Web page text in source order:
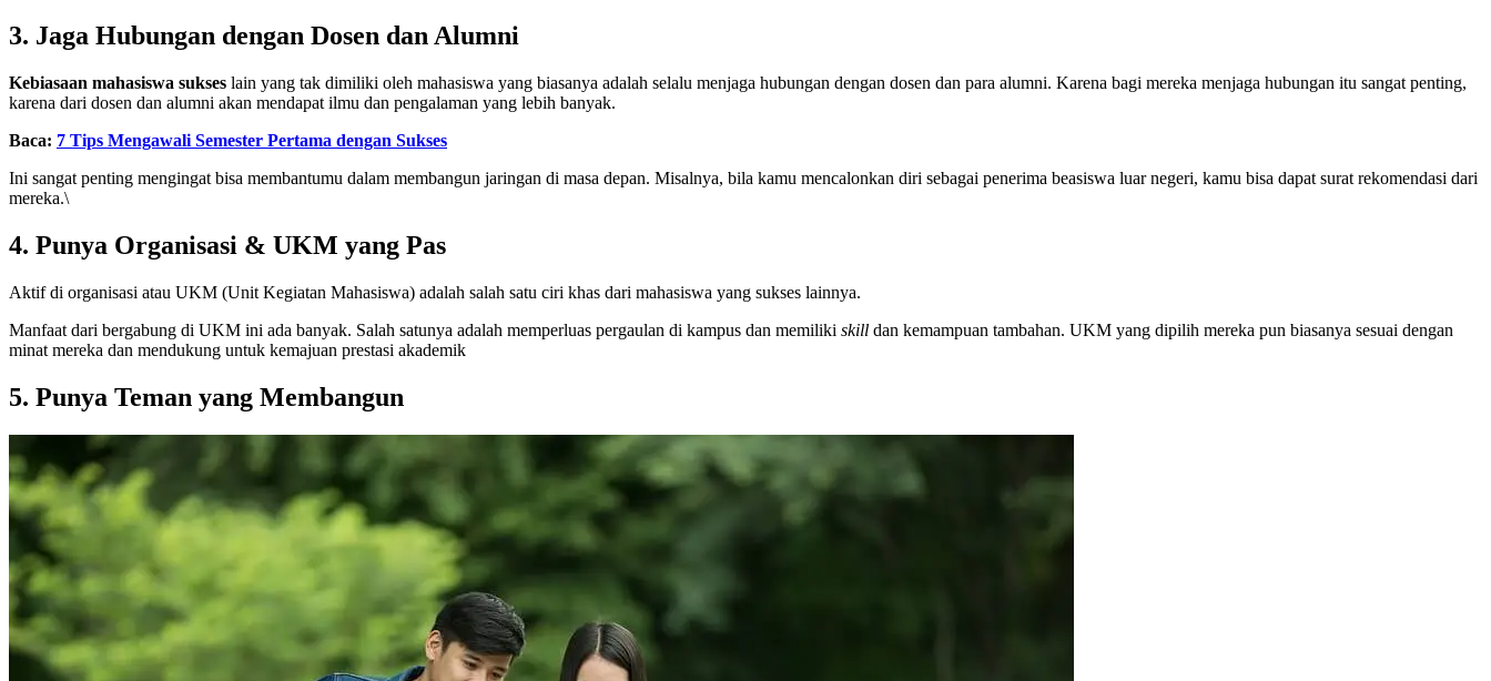
3. Jaga Hubungan dengan Dosen dan Alumni
Kebiasaan mahasiswa sukses lain yang tak dimiliki oleh mahasiswa yang biasanya adalah selalu menjaga hubungan dengan dosen dan para alumni. Karena bagi mereka menjaga hubungan itu sangat penting,
karena dari dosen dan alumni akan mendapat ilmu dan pengalaman yang lebih banyak.
Baca: 7 Tips Mengawali Semester Pertama dengan Sukses
Ini sangat penting mengingat bisa membantumu dalam membangun jaringan di masa depan. Misalnya, bila kamu mencalonkan diri sebagai penerima beasiswa luar negeri, kamu bisa dapat surat rekomendasi dari
mereka.\
4. Punya Organisasi & UKM yang Pas
Aktif di organisasi atau UKM (Unit Kegiatan Mahasiswa) adalah salah satu ciri khas dari mahasiswa yang sukses lainnya.
Manfaat dari bergabung di UKM ini ada banyak. Salah satunya adalah memperluas pergaulan di kampus dan memiliki skill dan kemampuan tambahan. UKM yang dipilih mereka pun biasanya sesuai dengan
minat mereka dan mendukung untuk kemajuan prestasi akademik
5. Punya Teman yang Membangun